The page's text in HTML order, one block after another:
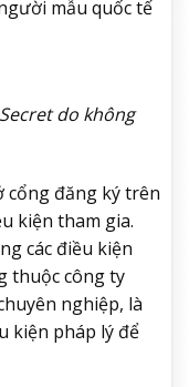
mẫu quốc tế
do không
cổng đăng ký trên
kiện tham gia.
các điều kiện
thuộc công ty
nghiệp, là
kiện pháp lý để